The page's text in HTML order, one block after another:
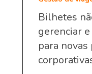
Bilhetes
gerenciar
para novas